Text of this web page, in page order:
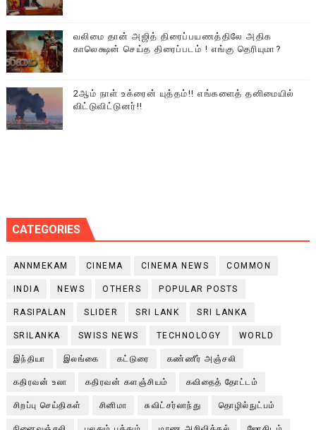
வலிமை தான் அஜித் திரைப்பயணத்திலே அதிக
காலெக்ஷன் செய்த திரைப்படம் ! எங்கு தெரியுமா?
2ஆம் நாள் உக்ரைன் யுத்தம்!! எங்களைத் தனிமையில்
விட்டுவிட்டுனர்!!
CATEGORIES
ANNMEKAM CINEMA CINEMA NEWS COMMON
INDIA NEWS OTHERS POPULAR POSTS
RASIPALAN SLIDER SRI LANK SRI LANKA
SRILANKA SWISS NEWS TECHNOLOGY WORLD
இந்தியா இலங்கை கட்டுரை கண்ணீர் அஞ்சலி
கதிரவன் உலா கதிரவன் களஞ்சியம் கவிதைத் தோட்டம்
சிறப்பு செய்திகள் சினிமா சுவிட்சர்லாந்து தொழில்நுட்பம்